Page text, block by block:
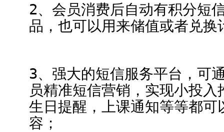
2、会员消费后自动有积分短
品，也可以用来储值或者兑换
3、强大的短信服务平台，可
员精准短信营销，实现小投
生日提醒，上课通知等等都
容；